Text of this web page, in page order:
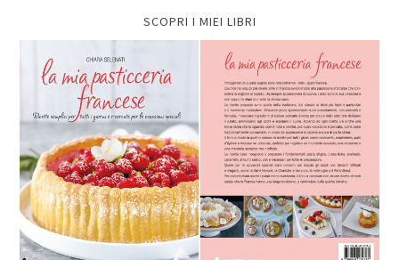
SCOPRI I MIEI LIBRI